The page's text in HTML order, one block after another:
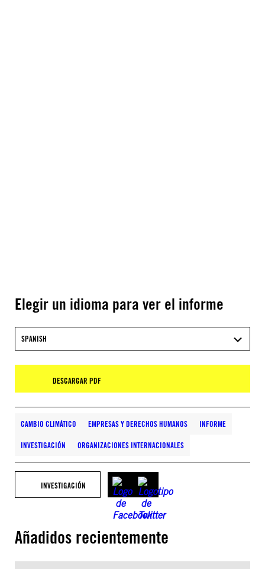
Elegir un idioma para ver el informe
SPANISH
DESCARGAR PDF
CAMBIO CLIMÁTICO EMPRESAS Y DERECHOS HUMANOS INFORME
INVESTIGACIÓN ORGANIZACIONES INTERNACIONALES
INVESTIGACIÓN
Añadidos recientemente